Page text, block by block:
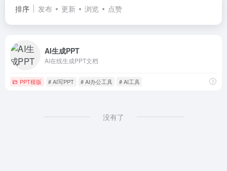
排序 发布 更新 浏览 点赞
AI生成PPT
AI在线生成PPT文档
PPT模版 # AI写PPT # AI办公工具 # AI工具
没有了